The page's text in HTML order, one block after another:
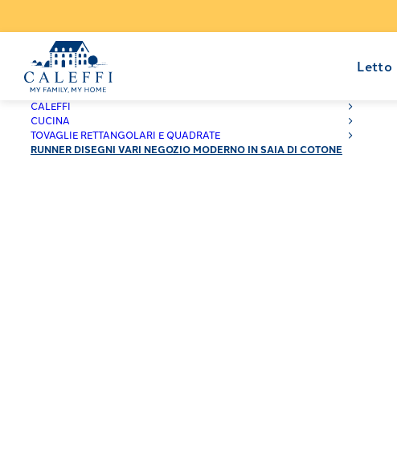
Letto
CALEFFI
CUCINA
TOVAGLIE RETTANGOLARI E QUADRATE
RUNNER DISEGNI VARI NEGOZIO MODERNO IN SAIA DI COTONE